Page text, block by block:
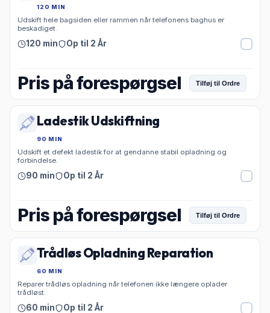
120 MIN
Udskift hele bagsiden eller rammen når telefonens baghus er
beskadiget.
120 min Op til 2 År
Pris på forespørgsel Tilføj til Ordre
Ladestik Udskiftning
90 MIN
Udskift et defekt ladestik for at gendanne stabil opladning og
forbindelse.
90 min Op til 2 År
Pris på forespørgsel Tilføj til Ordre
Trådløs Opladning Reparation
60 MIN
Reparer trådløs opladning når telefonen ikke længere oplader
trådløst.
60 min Op til 2 År